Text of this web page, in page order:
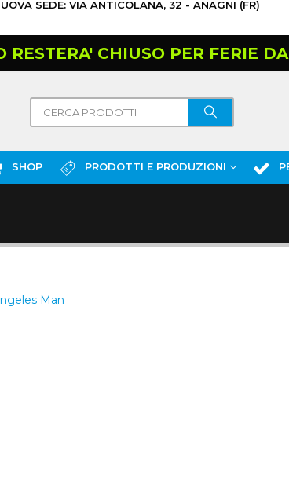
SEDE: VIA ANTICOLANA, 32 - ANAGNI (FR)
RESTERA' CHIUSO PER FERIE
SHOP PRODOTTI E PRODUZIONI